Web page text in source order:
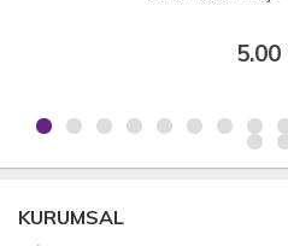
KURUMSAL